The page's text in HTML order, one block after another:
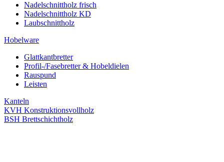
Nadelschnittholz frisch
Nadelschnittholz KD
Laubschnittholz
Hobelware
Glattkantbretter
Profil-/Fasebretter & Hobeldielen
Rauspund
Leisten
Kanteln
KVH Konstruktionsvollholz
BSH Brettschichtholz